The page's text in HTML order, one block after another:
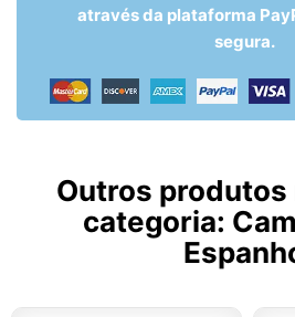
através da plataforma
segura.
Outros produtos
categoria: